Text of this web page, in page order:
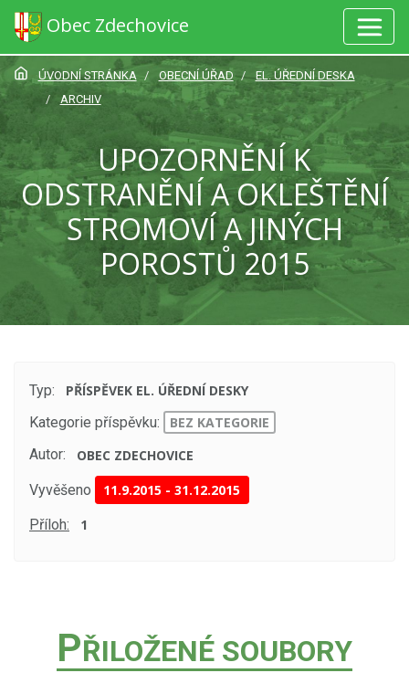
Obec Zdechovice
ÚVODNÍ STRÁNKA OBECNÍ ÚŘAD
EL. ÚŘEDNÍ DESKA
ARCHIV
UPOZORNĚNÍ K
ODSTRANĚNÍ A OKLEŠTĚNÍ
STROMOVÍ A JINÝCH
POROSTŮ 2015
Typ:
PŘÍSPĚVEK EL. ÚŘEDNÍ DESKY
Kategorie příspěvku:
BEZ KATEGORIE
Autor:
OBEC ZDECHOVICE
Vyvěšeno 11.9.2015 -31.12.2015
Příloh: 1
PŘILOŽENÉ SOUBORY